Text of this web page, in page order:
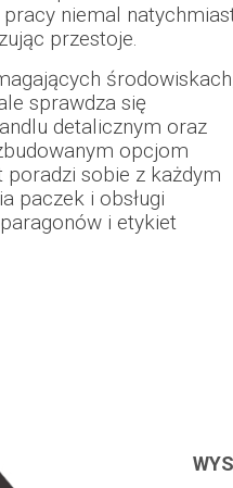
niemal
przestoje.
sprawdza się
detalicznym oraz
opcjom
sobie z każdym
paczek i obsługi
i etykiet